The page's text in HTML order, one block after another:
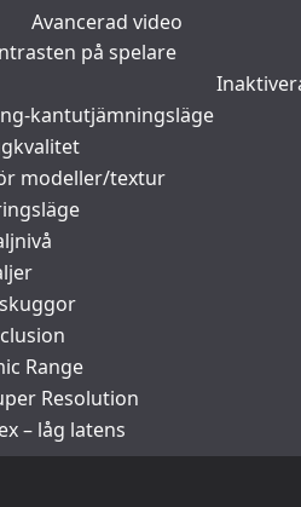
Avancerad video
på spelare
kantutjämningsläge
modeller/textur
Range
Resolution
– låg latens